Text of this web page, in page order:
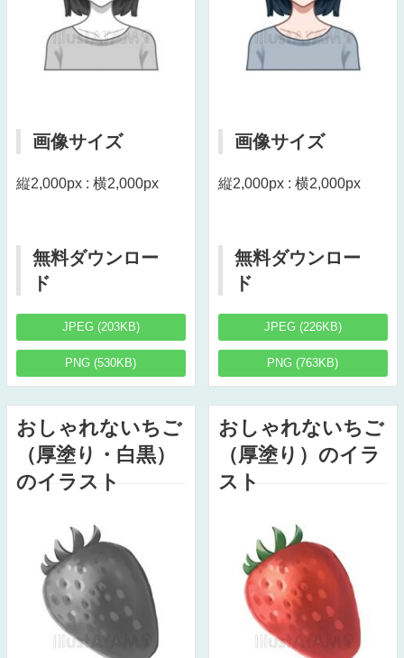
画像サイズ
縦2,000px : 横2,000px
無料ダウンロー
ド
JPEG (203KB)
PNG (530KB)
画像サイズ
縦2,000px : 横2,000px
無料ダウンロー
ド
JPEG (226KB)
PNG (763KB)
おしゃれないちご
（厚塗り・白黒）
のイラスト
おしゃれないちご
（厚塗り）のイラ
スト